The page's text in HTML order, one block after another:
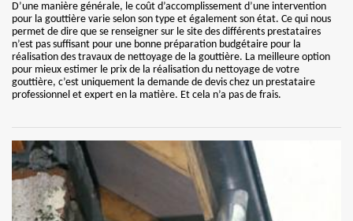
D’une manière générale, le coût d’accomplissement d’une intervention
pour la gouttière varie selon son type et également son état. Ce qui nous
permet de dire que se renseigner sur le site des différents prestataires
n’est pas suffisant pour une bonne préparation budgétaire pour la
réalisation des travaux de nettoyage de la gouttière. La meilleure option
pour mieux estimer le prix de la réalisation du nettoyage de votre
gouttière, c’est uniquement la demande de devis chez un prestataire
professionnel et expert en la matière. Et cela n’a pas de frais.